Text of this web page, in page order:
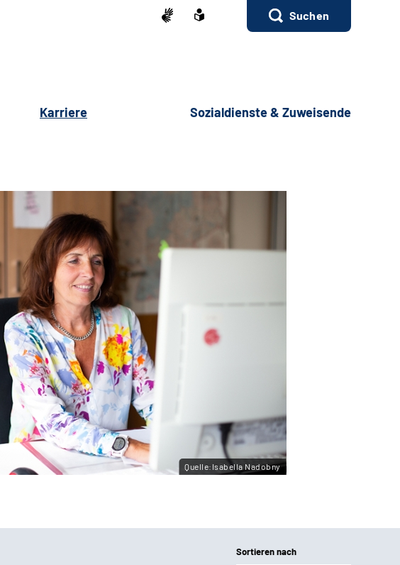
Suchen
Karriere Sozialdienste & Zuweisende
Quelle:Isabella Nadobny
Sortieren nach